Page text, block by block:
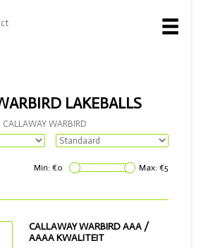
LAKEBALLS
CALLAWAY WARBIRD
Min: €0 Max: €5
CALLAWAY WARBIRD AAA /
AAAA KWALITEIT